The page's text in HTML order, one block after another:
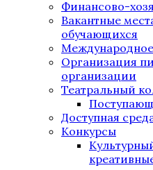
Финансово-
Вакантные
обучающихся
Международное
Организация
организации
Театральный
Доступная
Конкурсы